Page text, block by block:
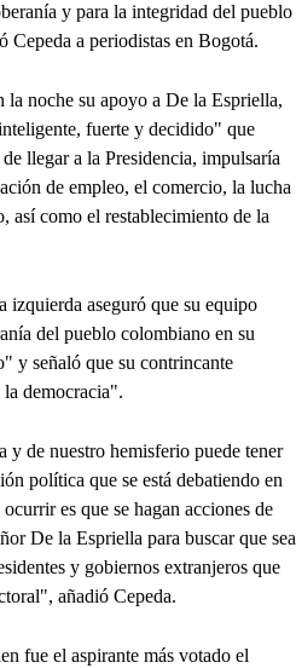
y para la integridad del pueblo
a periodistas en Bogotá.
noche su apoyo a De la Espriella,
fuerte y decidido" que
llegar a la Presidencia, impulsaría
de empleo, el comercio, la lucha
así como el restablecimiento de la
izquierda aseguró que su equipo
del pueblo colombiano en su
y señaló que su contrincante
la democracia".
y de nuestro hemisferio puede tener
política que se está debatiendo en
es que se hagan acciones de
De la Espriella para buscar que sea
y gobiernos extranjeros que
añadió Cepeda.
fue el aspirante más votado el